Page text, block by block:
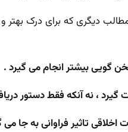
دیگری که برای درک